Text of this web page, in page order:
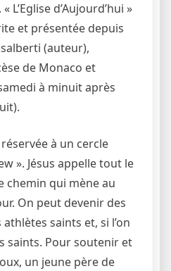
L’Eglise d’Aujourd’hui »
et présentée depuis
(auteur),
de Monaco et
à minuit après
à un cercle
». Jésus appelle tout le
chemin qui mène au
On peut devenir des
saints et, si l’on
saints. Pour soutenir et
un jeune père de